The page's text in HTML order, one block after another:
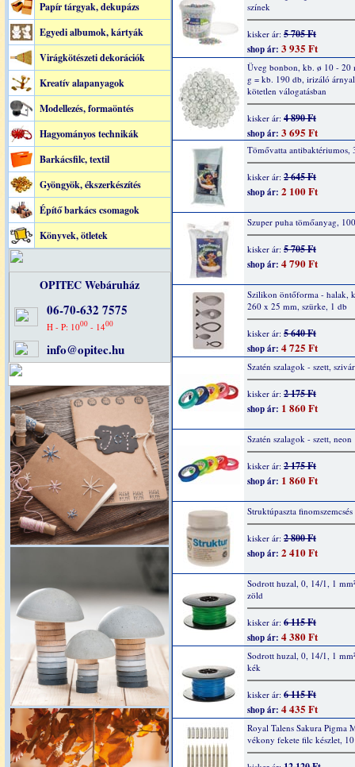
Papír tárgyak, dekupázs
Egyedi albumok, kártyák
Virágkötészeti dekorációk
Kreatív alapanyagok
Modellezés, formaöntés
Hagyományos technikák
Barkácsfilc, textil
Gyöngyök, ékszerkészítés
Építő barkács csomagok
Könyvek, ötletek
OPITEC Webáruház
06-70-632 7575
H - P: 1000- 1400
info@opitec.hu
színek
kisker ár: 5 705 Ft
shop ár: 3 935 Ft
Üveg bonbon, kb. ø 10 - 20
g = kb. 190 db, irizáló
kötetlen válogatásban
kisker ár: 4 890 Ft
shop ár: 3 695 Ft
Tömővatta antibaktériumos,
kisker ár: 2 645 Ft
shop ár: 2 100 Ft
Szuper puha tömőanyag,
kisker ár: 5 705 Ft
shop ár: 4 790 Ft
Szilikon öntőforma - halak,
260 x 25 mm, szürke, 1 db
kisker ár: 5 640 Ft
shop ár: 4 725 Ft
Szatén szalagok - szett,
kisker ár: 2 175 Ft
shop ár: 1 860 Ft
Szatén szalagok - szett, neon
kisker ár: 2 175 Ft
shop ár: 1 860 Ft
Struktúpaszta finomszemcsés
kisker ár: 2 800 Ft
shop ár: 2 410 Ft
Sodrott huzal, 0, 14/1, 1
zöld
kisker ár: 6 115 Ft
shop ár: 4 380 Ft
Sodrott huzal, 0, 14/1, 1
kék
kisker ár: 6 115 Ft
shop ár: 4 435 Ft
Royal Talens Sakura Pigma
vékony fekete filc készlet,